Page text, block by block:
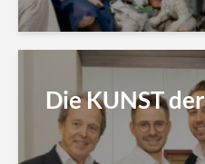
Die KUNST